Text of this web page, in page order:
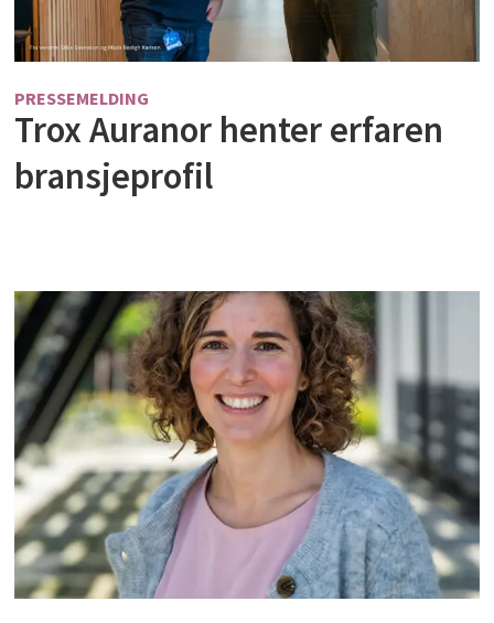
PRESSEMELDING
Trox Auranor henter erfaren
bransjeprofil